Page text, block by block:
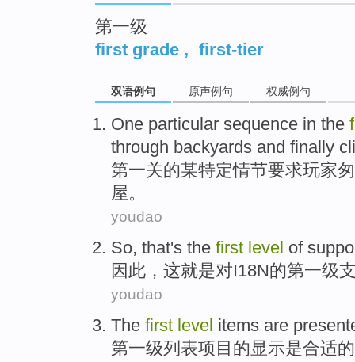
第一级
first grade , first-tier
双语例句 原声例句 权威例句
One particular sequence in the
through backyards and finally
第一关的某特定情节要求玩家
屋。
youdao
So, that's the first level of
因此 ， 这就是对I18N的第一级
youdao
The first level items are
第一级列表项目的显示是合适